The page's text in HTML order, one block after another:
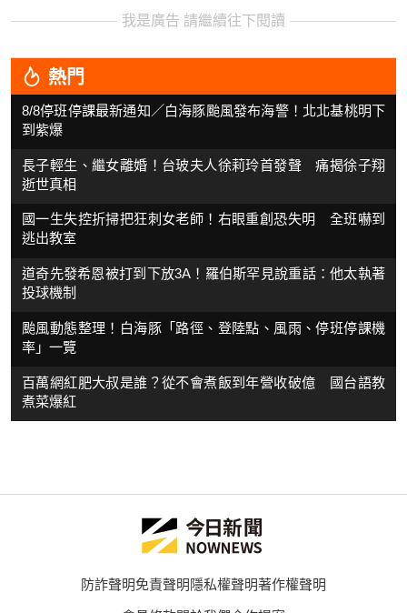
我是廣告 請繼續往下閱讀
熱門
8/8停班停課最新通知／白海豚颱風發布海警！北北基桃明下
到紫爆
長子輕生、繼女離婚！台玻夫人徐莉玲首發聲 痛揭徐子翔
逝世真相
國一生失控折掃把狂刺女老師！右眼重創恐失明 全班嚇到
逃出教室
道奇先發希恩被打到下放3A！羅伯斯罕見說重話：他太執著
投球機制
颱風動態整理！白海豚「路徑、登陸點、風雨、停班停課機
率」一覽
百萬網紅肥大叔是誰？從不會煮飯到年營收破億 國台語教
煮菜爆紅
防詐聲明免責聲明隱私權聲明著作權聲明